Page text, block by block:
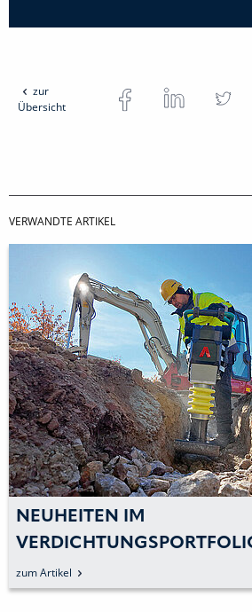
zur
Übersicht
VERWANDTE ARTIKEL
NEUHEITEN IM
DER NEUEN GENERATION
zum Artikel